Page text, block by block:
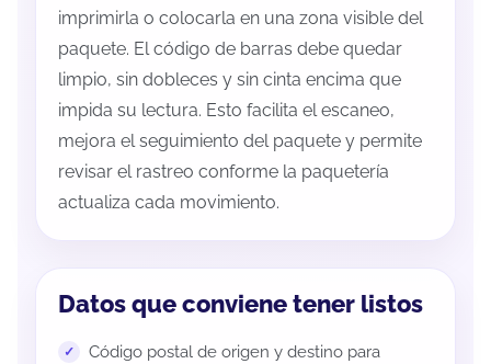
imprimirla o colocarla en una zona visible del
paquete. El código de barras debe quedar
limpio, sin dobleces y sin cinta encima que
impida su lectura. Esto facilita el escaneo,
mejora el seguimiento del paquete y permite
revisar el rastreo conforme la paquetería
actualiza cada movimiento.
Datos que conviene tener listos
Código postal de origen y destino para